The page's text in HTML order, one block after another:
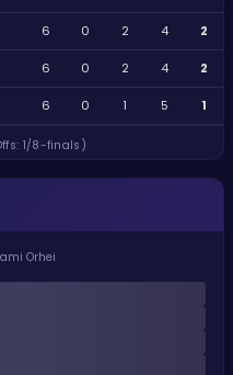
6 0 2 4 2
6 0 2 4 2
6 0 1 5 1
1/8-finals)
Orhei